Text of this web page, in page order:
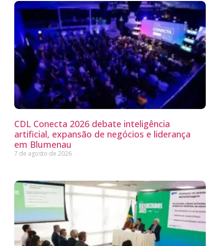
CDL Conecta 2026 debate inteligência
artificial, expansão de negócios e liderança
em Blumenau
7 de agosto de 2026